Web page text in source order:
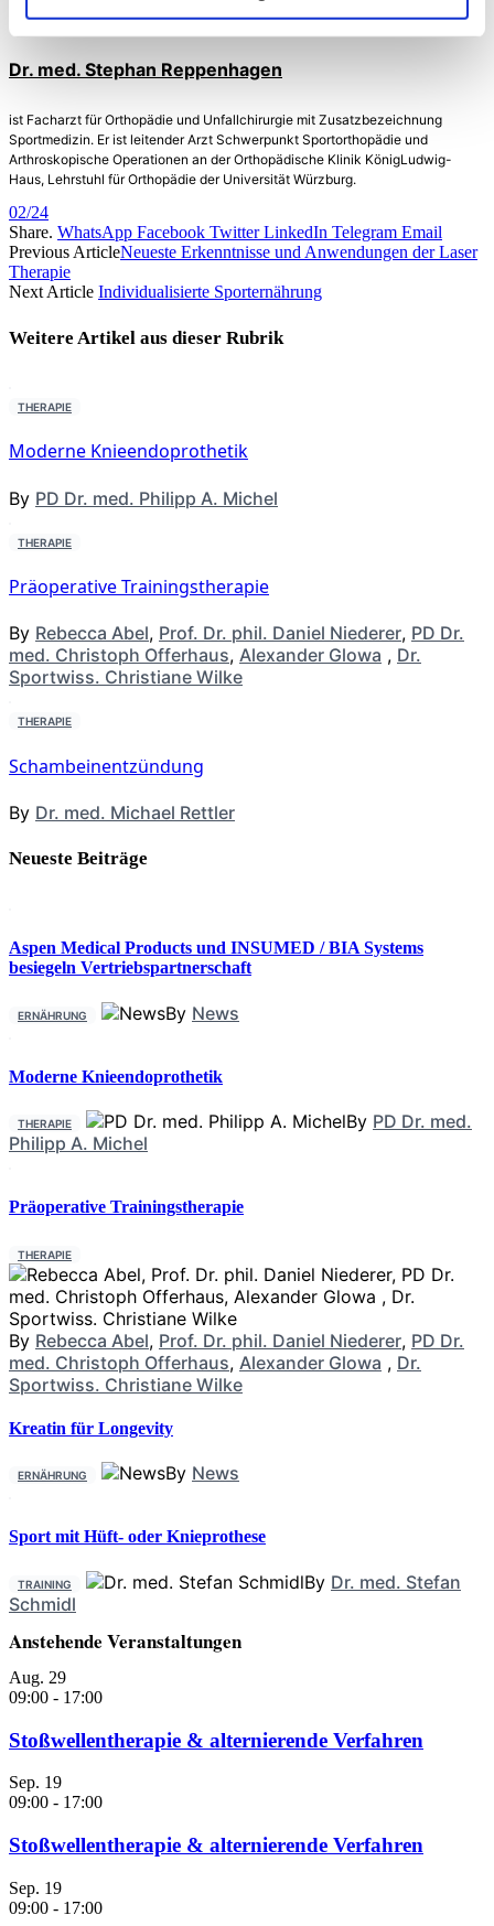
Dr. med. Stephan Reppenhagen
ist Facharzt für Orthopädie und Unfallchirurgie mit Zusatzbezeichnung
Sportmedizin. Er ist leitender Arzt Schwerpunkt Sportorthopädie und
Arthroskopische Operationen an der Orthopädische Klinik KönigLudwig-
Haus, Lehrstuhl für Orthopädie der Universität Würzburg.
02/24
Share. WhatsApp Facebook Twitter LinkedIn Telegram Email
Previous ArticleNeueste Erkenntnisse und Anwendungen der Laser
Therapie
Next Article Individualisierte Sporternährung
Weitere Artikel aus dieser Rubrik
THERAPIE
Moderne Knieendoprothetik
By PD Dr. med. Philipp A. Michel
THERAPIE
Präoperative Trainingstherapie
By Rebecca Abel, Prof. Dr. phil. Daniel Niederer, PD Dr.
med. Christoph Offerhaus, Alexander Glowa , Dr.
Sportwiss. Christiane Wilke
THERAPIE
Schambeinentzündung
By Dr. med. Michael Rettler
Neueste Beiträge
Aspen Medical Products und INSUMED / BIA Systems
besiegeln Vertriebspartnerschaft
ERNÄHRUNG By News
Moderne Knieendoprothetik
THERAPIE By PD Dr. med.
Philipp A. Michel
Präoperative Trainingstherapie
THERAPIE
By Rebecca Abel, Prof. Dr. phil. Daniel Niederer, PD Dr.
med. Christoph Offerhaus, Alexander Glowa , Dr.
Sportwiss. Christiane Wilke
Kreatin für Longevity
ERNÄHRUNG By News
Sport mit Hüft- oder Knieprothese
TRAINING By Dr. med. Stefan
Schmidl
Anstehende Veranstaltungen
Aug. 29
09:00 - 17:00
Stoßwellentherapie & alternierende Verfahren
Sep. 19
09:00 - 17:00
Stoßwellentherapie & alternierende Verfahren
Sep. 19
09:00 - 17:00